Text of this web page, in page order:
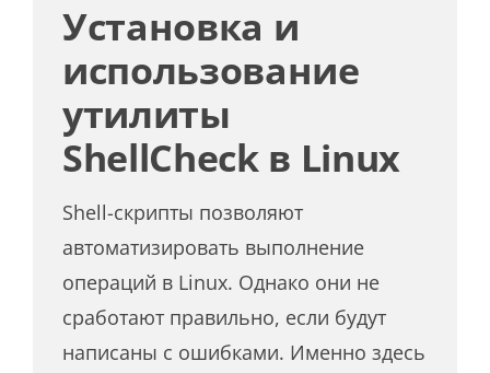
Установка и
использование
утилиты
ShellCheck в Linux
Shell-скрипты позволяют
автоматизировать выполнение
операций в Linux. Однако они не
сработают правильно, если будут
написаны с ошибками. Именно здесь